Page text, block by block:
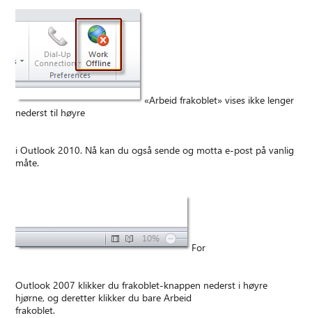
«Arbeid frakoblet» vises ikke lenger
nederst til høyre
i Outlook 2010. Nå kan du også sende og motta e-post på vanlig
måte.
For
Outlook 2007 klikker du frakoblet-knappen nederst i høyre
hjørne, og deretter klikker du bare Arbeid
frakoblet.